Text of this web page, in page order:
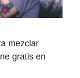
mezclar
gratis en